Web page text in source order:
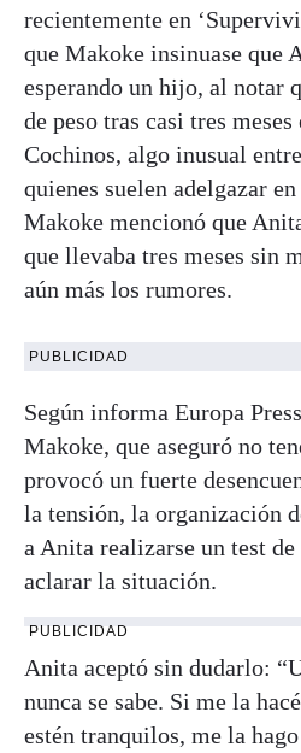
recientemente en
que Makoke insinuase que
esperando un hijo, al notar
de peso tras casi tres meses
Cochinos, algo inusual
quienes suelen adelgazar
Makoke mencionó que
que llevaba tres meses sin
aún más los rumores.
PUBLICIDAD
Según informa Europa
Makoke, que aseguró no
provocó un fuerte
la tensión, la organización
a Anita realizarse un test de
aclarar la situación.
PUBLICIDAD
Anita aceptó sin dudarlo:
nunca se sabe. Si me la
estén tranquilos, me la